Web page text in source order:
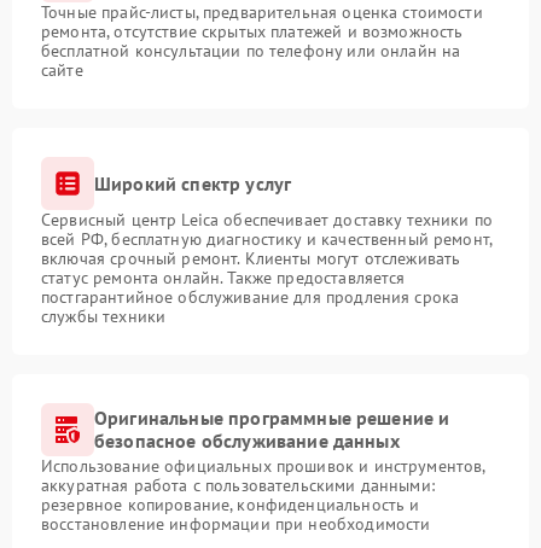
Точные прайс-листы, предварительная оценка стоимости
ремонта, отсутствие скрытых платежей и возможность
бесплатной консультации по телефону или онлайн на
сайте
Широкий спектр услуг
Сервисный центр Leica обеспечивает доставку техники по
всей РФ, бесплатную диагностику и качественный ремонт,
включая срочный ремонт. Клиенты могут отслеживать
статус ремонта онлайн. Также предоставляется
постгарантийное обслуживание для продления срока
службы техники
Оригинальные программные решение и
безопасное обслуживание данных
Использование официальных прошивок и инструментов,
аккуратная работа с пользовательскими данными:
резервное копирование, конфиденциальность и
восстановление информации при необходимости